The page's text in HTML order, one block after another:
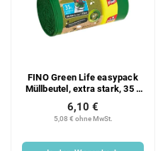
FINO Green Life easypack
Müllbeutel, extra stark, 35 l,
22 Stück
5,08 € ohne MwSt.
6,10 €